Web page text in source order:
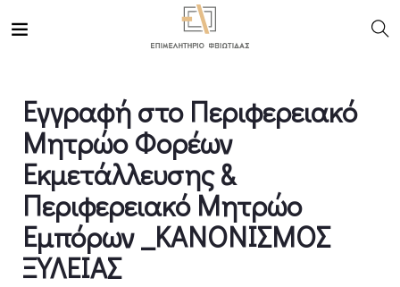
Εγγραφή στο Περιφερειακό
Μητρώο Φορέων
Εκμετάλλευσης &
Περιφερειακό Μητρώο
Εμπόρων _ΚΑΝΟΝΙΣΜΟΣ
ΞΥΛΕΙΑΣ